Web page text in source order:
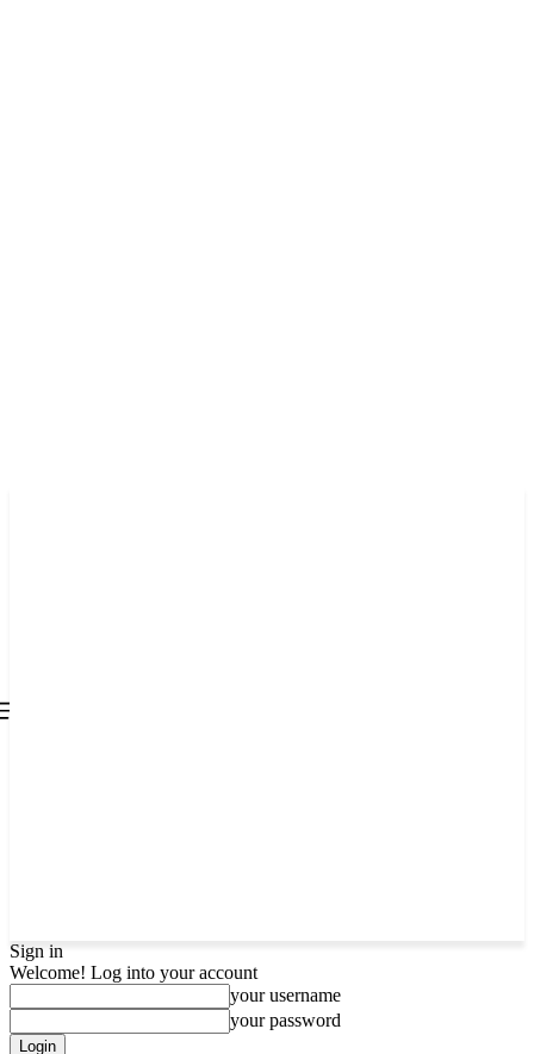
Sign in
Welcome! Log into your account
your username
your password